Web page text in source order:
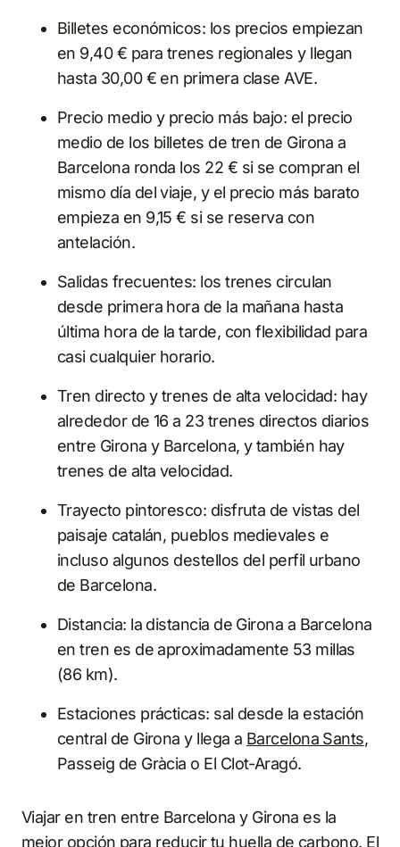
Billetes económicos: los precios empiezan
en 9,40 € para trenes regionales y llegan
hasta 30,00 € en primera clase AVE.
Precio medio y precio más bajo: el precio
medio de los billetes de tren de Girona a
Barcelona ronda los 22 € si se compran el
mismo día del viaje, y el precio más barato
empieza en 9,15 € si se reserva con
antelación.
Salidas frecuentes: los trenes circulan
desde primera hora de la mañana hasta
última hora de la tarde, con flexibilidad para
casi cualquier horario.
Tren directo y trenes de alta velocidad: hay
alrededor de 16 a 23 trenes directos diarios
entre Girona y Barcelona, y también hay
trenes de alta velocidad.
Trayecto pintoresco: disfruta de vistas del
paisaje catalán, pueblos medievales e
incluso algunos destellos del perfil urbano
de Barcelona.
Distancia: la distancia de Girona a Barcelona
en tren es de aproximadamente 53 millas
(86 km).
Estaciones prácticas: sal desde la estación
central de Girona y llega a Barcelona Sants,
Passeig de Gràcia o El Clot-Aragó.
Viajar en tren entre Barcelona y Girona es la
mejor opción para reducir tu huella de carbono. El